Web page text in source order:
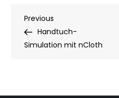
Post
navigation
Previous
Post
Previous
Handtuch-
Simulation mit nCloth